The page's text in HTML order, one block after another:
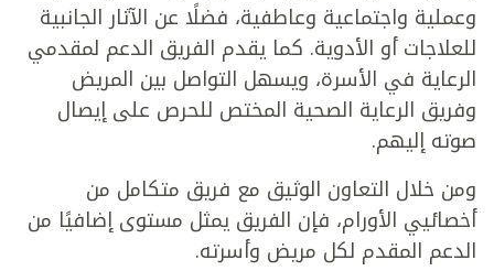
وعملية واجتماعية وعاطفية، فضلًا عن الآثار الجانبية
للعلاجات أو الأدوية. كما يقدم الفريق الدعم لمقدمي
الرعاية في الأسرة، ويسهل التواصل بين المريض
وفريق الرعاية الصحية المختص للحرص على إيصال
صوته إليهم.
ومن خلال التعاون الوثيق مع فريق متكامل من
أخصائيي الأورام، فإن الفريق يمثل مستوى إضافيًا من
الدعم المقدم لكل مريض وأسرته.